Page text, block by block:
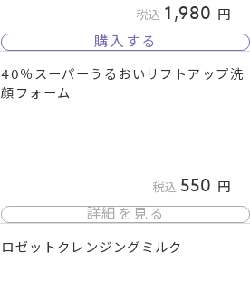
税込 1,980
購入する
40％スーパーうるおいリフトアップ洗
顔フォーム
税込 550
詳細を見る
ロゼットクレンジングミルク